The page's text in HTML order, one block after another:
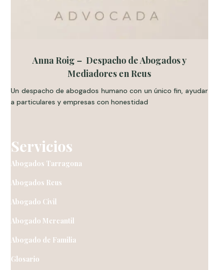
Anna Roig – Despacho de Abogados y
Mediadores en Reus
Un despacho de abogados humano con un único fin, ayudar
a particulares y empresas con honestidad
Servicios
Abogados Tarragona
Abogados Reus
Abogado Civil
Abogado Mercantil
Abogado de Familia
Glosario